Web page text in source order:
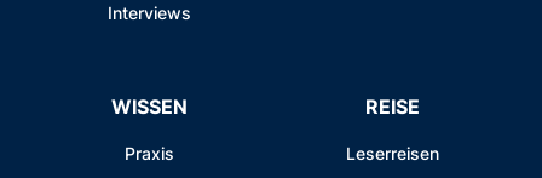
Interviews
WISSEN
Praxis
REISE
Leserreisen